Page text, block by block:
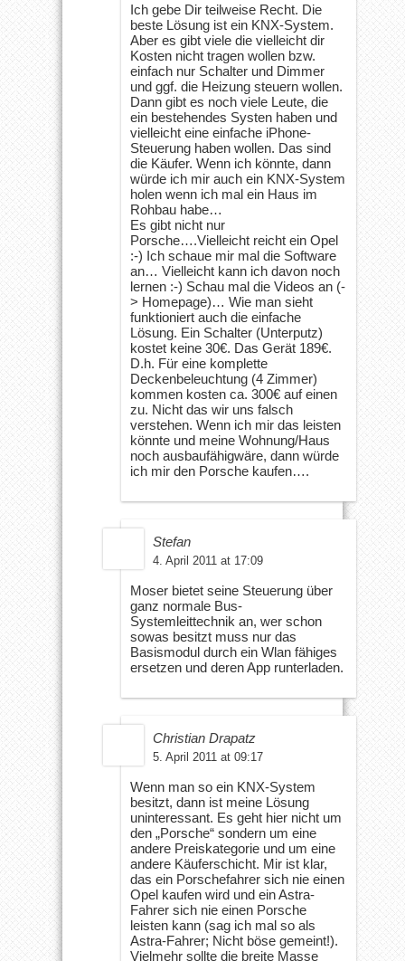
Ich gebe Dir teilweise Recht. Die
beste Lösung ist ein KNX-System.
Aber es gibt viele die vielleicht dir
Kosten nicht tragen wollen bzw.
einfach nur Schalter und Dimmer
und ggf. die Heizung steuern wollen.
Dann gibt es noch viele Leute, die
ein bestehendes Systen haben und
vielleicht eine einfache iPhone-
Steuerung haben wollen. Das sind
die Käufer. Wenn ich könnte, dann
würde ich mir auch ein KNX-System
holen wenn ich mal ein Haus im
Rohbau habe…
Es gibt nicht nur
Porsche….Vielleicht reicht ein Opel
:-) Ich schaue mir mal die Software
an… Vielleicht kann ich davon noch
lernen :-) Schau mal die Videos an (-
> Homepage)… Wie man sieht
funktioniert auch die einfache
Lösung. Ein Schalter (Unterputz)
kostet keine 30€. Das Gerät 189€.
D.h. Für eine komplette
Deckenbeleuchtung (4 Zimmer)
kommen kosten ca. 300€ auf einen
zu. Nicht das wir uns falsch
verstehen. Wenn ich mir das leisten
könnte und meine Wohnung/Haus
noch ausbaufähigwäre, dann würde
ich mir den Porsche kaufen….
Stefan
4. April 2011 at 17:09
Moser bietet seine Steuerung über
ganz normale Bus-
Systemleittechnik an, wer schon
sowas besitzt muss nur das
Basismodul durch ein Wlan fähiges
ersetzen und deren App runterladen.
Christian Drapatz
5. April 2011 at 09:17
Wenn man so ein KNX-System
besitzt, dann ist meine Lösung
uninteressant. Es geht hier nicht um
den „Porsche“ sondern um eine
andere Preiskategorie und um eine
andere Käuferschicht. Mir ist klar,
das ein Porschefahrer sich nie einen
Opel kaufen wird und ein Astra-
Fahrer sich nie einen Porsche
leisten kann (sag ich mal so als
Astra-Fahrer; Nicht böse gemeint!).
Vielmehr sollte die breite Masse